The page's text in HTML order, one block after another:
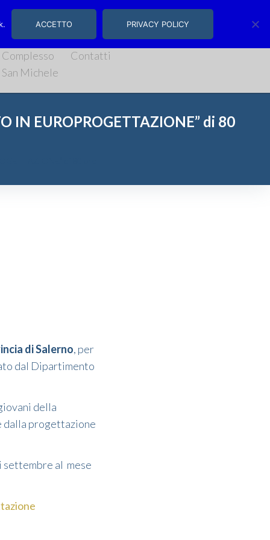
Complesso
San Michele
Contatti
IN EUROPROGETTAZIONE” di 80
di Salerno, per
dal Dipartimento
della
dalla progettazione
settembre al mese
ACCETTO PRIVACY POLICY